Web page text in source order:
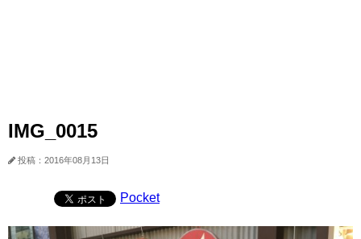
IMG_0015
投稿：2016年08月13日
Pocket